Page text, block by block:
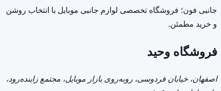
گزینه
است
صفحه
جانبی فون؛ فروشگاه تخصصی لوازم جانبی موبایل با انتخاب روشن
و خرید مطمئن.
فروشگاه وحید
اصفهان، خیابان فردوسی، روبه‌روی بازار موبایل، مجتمع زاینده‌رود،